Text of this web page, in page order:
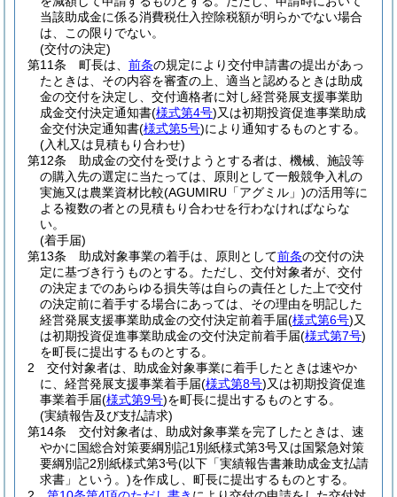
当該助成金に係る消費税仕入控除税額が明らかでない場合
は、この限りでない。
(交付の決定)
第11条
町長は、 前条の規定により交付申請書の提出があっ
たときは、その内容を審査の上、適当と認めるときは助成
金の交付を決定し、交付適格者に対し経営発展支援事業助
成金交付決定通知書(様式第4号)又は初期投資促進事業助成
金交付決定通知書(様式第5号)により通知するものとする。
(入札又は見積もり合わせ)
第12条
助成金の交付を受けようとする者は、機械、施設等
の購入先の選定に当たっては、原則として一般競争入札の
実施又は農業資材比較(AGUMIRU「アグミル」)の活用等に
よる複数の者との見積もり合わせを行わなければならな
い。
(着手届)
第13条
助成対象事業の着手は、原則として前条の交付の決
定に基づき行うものとする。 ただし、交付対象者が、交付
の決定までのあらゆる損失等は自らの責任とした上で交付
の決定前に着手する場合にあっては、その理由を明記した
経営発展支援事業助成金の交付決定前着手届(様式第6号)又
は初期投資促進事業助成金の交付決定前着手届(様式第7号)
を町長に提出するものとする。
2
交付対象者は、助成金対象事業に着手したときは速やか
に、経営発展支援事業着手届(様式第8号)又は初期投資促進
事業着手届(様式第9号)を町長に提出するものとする。
(実績報告及び支払請求)
第14条
交付対象者は、助成対象事業を完了したときは、速
やかに国総合対策要綱別記1別紙様式第3号又は国緊急対策
要綱別記2別紙様式第3号(以下「実績報告書兼助成金支払請
求書」という。)を作成し、町長に提出するものとする。